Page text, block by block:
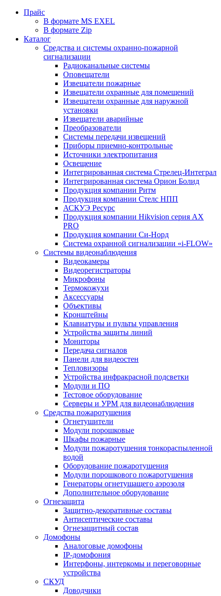
Прайс
В формате MS EXEL
В формате Zip
Каталог
Средства и системы охранно-пожарной
сигнализации
Радиоканальные системы
Оповещатели
Извещатели пожарные
Извещатели охранные для помещений
Извещатели охранные для наружной
установки
Извещатели аварийные
Преобразователи
Системы передачи извещений
Приборы приемно-контрольные
Источники электропитания
Освещение
Интегрированная система Стрелец-Интеграл
Интегрированная система Орион Болид
Продукция компании Ритм
Продукция компании Стелс НПП
АСКУЭ Ресурс
Продукция компании Hikvision серия AX
PRO
Продукция компании Си-Норд
Система охранной сигнализации «i-FLOW»
Системы видеонаблюдения
Видеокамеры
Видеорегистраторы
Микрофоны
Термокожухи
Аксессуары
Объективы
Кронштейны
Клавиатуры и пульты управления
Устройства защиты линий
Мониторы
Передача сигналов
Панели для видеостен
Тепловизоры
Устройства инфракрасной подсветки
Модули и ПО
Тестовое оборудование
Серверы и УРМ для видеонаблюдения
Средства пожаротушения
Огнетушители
Модули порошковые
Шкафы пожарные
Модули пожаротушения тонкораспыленной
водой
Оборудование пожаротушения
Модули порошкового пожаротушения
Генераторы огнетушащего аэрозоля
Дополнительное оборудование
Огнезащита
Защитно-декоративные составы
Антисептические составы
Огнезащитный состав
Домофоны
Аналоговые домофоны
IP-домофония
Интерфоны, интеркомы и переговорные
устройства
СКУД
Доводчики